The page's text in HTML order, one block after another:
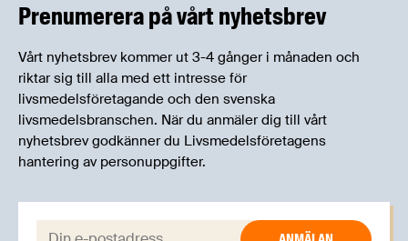
Prenumerera på vårt nyhetsbrev
Vårt nyhetsbrev kommer ut 3-4 gånger i månaden och
riktar sig till alla med ett intresse för
livsmedelsföretagande och den svenska
livsmedelsbranschen. När du anmäler dig till vårt
nyhetsbrev godkänner du Livsmedelsföretagens
hantering av personuppgifter.
E-post: